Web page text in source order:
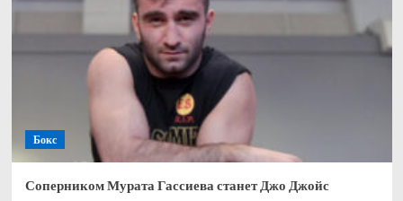
Бокс
Соперником Мурата Гассиева станет Джо Джойс